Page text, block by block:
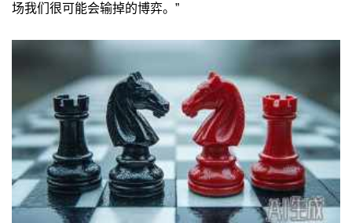
场我们很可能会输掉的博弈。”‍